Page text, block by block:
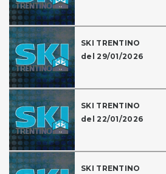
SKI TRENTINO
del 29/01/2026
SKI TRENTINO
del 22/01/2026
SKI TRENTINO